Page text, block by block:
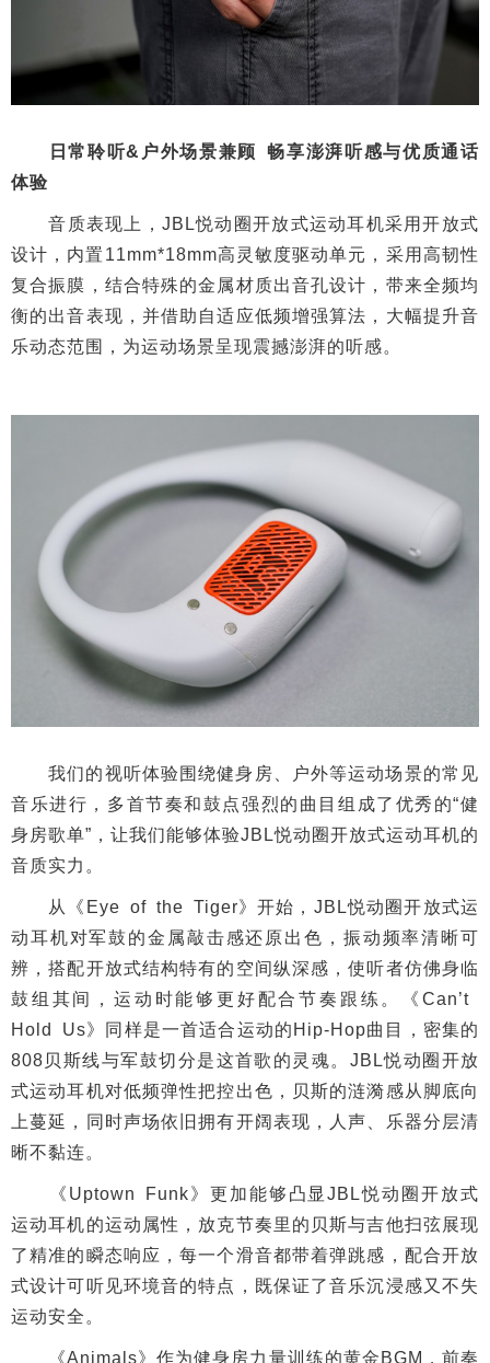
日常聆听&户外场景兼顾 畅享澎湃听感与优质通话
体验
音质表现上，JBL悦动圈开放式运动耳机采用开放式
设计，内置11mm*18mm高灵敏度驱动单元，采用高韧性
复合振膜，结合特殊的金属材质出音孔设计，带来全频均
衡的出音表现，并借助自适应低频增强算法，大幅提升音
乐动态范围，为运动场景呈现震撼澎湃的听感。
我们的视听体验围绕健身房、户外等运动场景的常见
音乐进行，多首节奏和鼓点强烈的曲目组成了优秀的“健
身房歌单”，让我们能够体验JBL悦动圈开放式运动耳机的
音质实力。
从《Eye of the Tiger》开始，JBL悦动圈开放式运
动耳机对军鼓的金属敲击感还原出色，振动频率清晰可
辨，搭配开放式结构特有的空间纵深感，使听者仿佛身临
鼓组其间，运动时能够更好配合节奏跟练。《Can’t
Hold Us》同样是一首适合运动的Hip-Hop曲目，密集的
808贝斯线与军鼓切分是这首歌的灵魂。JBL悦动圈开放
式运动耳机对低频弹性把控出色，贝斯的涟漪感从脚底向
上蔓延，同时声场依旧拥有开阔表现，人声、乐器分层清
晰不黏连。
《Uptown Funk》更加能够凸显JBL悦动圈开放式
运动耳机的运动属性，放克节奏里的贝斯与吉他扫弦展现
了精准的瞬态响应，每一个滑音都带着弹跳感，配合开放
式设计可听见环境音的特点，既保证了音乐沉浸感又不失
运动安全。
《Animals》作为健身房力量训练的黄金BGM，前奏